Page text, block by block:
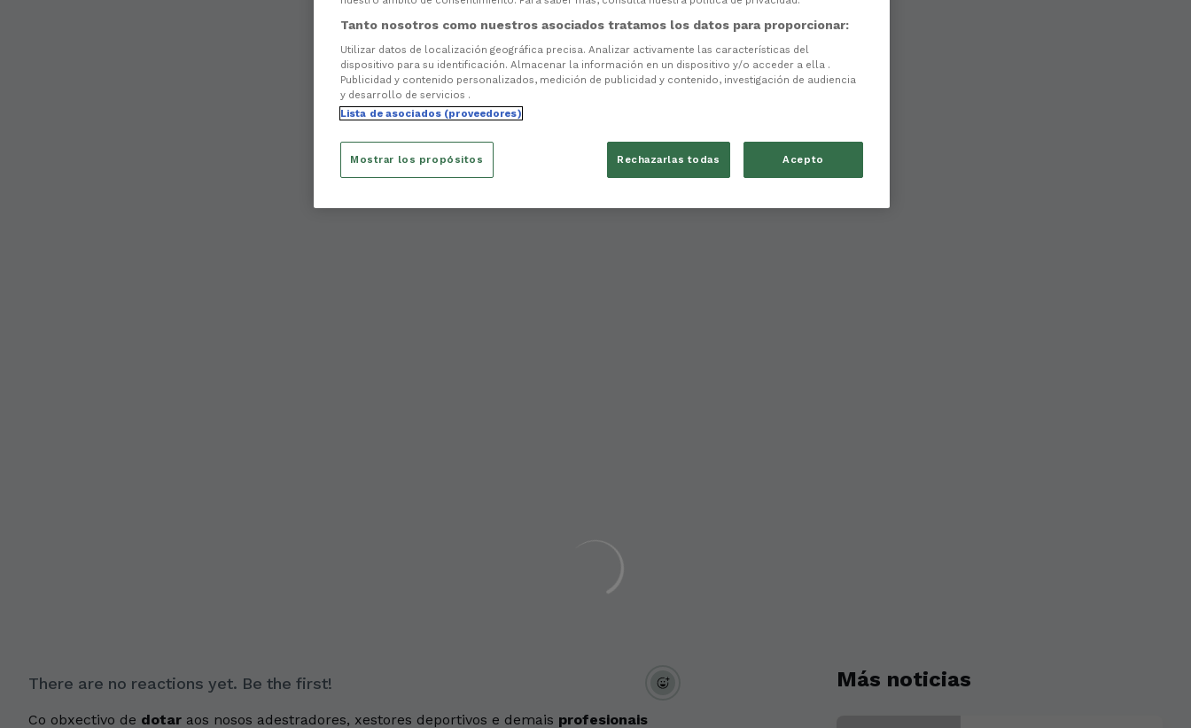
There are no reactions yet. Be the first!
Co obxectivo de dotar aos nosos adestradores, xestores deportivos e demais profesionais
Más noticias
Tanto nosotros como nuestros asociados tratamos los datos para proporcionar:
Utilizar datos de localización geográfica precisa. Analizar activamente las características del
dispositivo para su identificación. Almacenar la información en un dispositivo y/o acceder a ella .
Publicidad y contenido personalizados, medición de publicidad y contenido, investigación de audiencia
y desarrollo de servicios .
Lista de asociados (proveedores)
Rechazarlas todas Acepto
Mostrar los propósitos